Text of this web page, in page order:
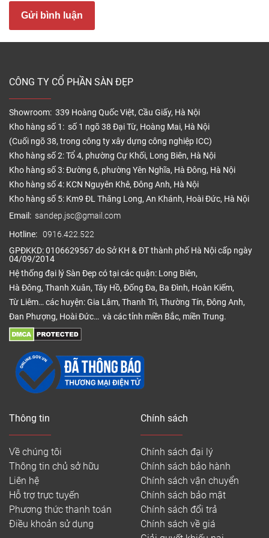
Sàn nhựa vân đá hiện nay được nhập khẩu trực tiếp
Trung Quốc và Việt Nam hiện cũng đã sản xuất
được các dòng ván sàn vinyl giả đá cao cấp chất
lượng. Sàn nhựa giả đá được phân phối nhiều quốc
gia, và cũng ngày càng phổ biến tại Việt Nam, được
nhiều khách hàng biết đến và tin dùng.
Cấu tạo sàn nhựa vân đá – giả đá
Ván sàn nhựa vân đá là ván ốp giả đá dùng trong
lát sàn nội thất trong nhà.
Tấm sàn nhựa giả đá đẹp
Cấu tạo ván sàn bao gồm 5 lớp chính:
– Lớp UV: Lớp này thuộc lớp trên cùng trong suốt,
được phủ lên sàn nhựa giả đá Vinyl giúp ván sàn
Gửi bình luận
CÔNG TY CỔ PHẦN SÀN ĐẸP
Showroom: 339 Hoàng Quốc Việt, Cầu Giấy, Hà Nội
Kho hàng số 1: số 1 ngõ 38 Đại Từ, Hoàng Mai, Hà Nội
(Cuối ngõ 38, trong công ty xây dựng công nghiệp ICC)
Kho hàng số 2: Tổ 4, phường Cự Khối, Long Biên, Hà Nội
Kho hàng số 3: Đường 6, phường Yên Nghĩa, Hà Đông, Hà Nội
Kho hàng số 4: KCN Nguyên Khê, Đông Anh, Hà Nội
Kho hàng số 5: Km9 ĐL Thăng Long, An Khánh, Hoài Đức, Hà Nội
Email: sandep.jsc@gmail.com
Hotline: 0916.422.522
GPĐKKD: 0106629567 do Sở KH & ĐT thành phố Hà Nội cấp ngày
04/09/2014
Hệ thống đại lý Sàn Đẹp có tại các quận: Long Biên,
Hà Đông, Thanh Xuân, Tây Hồ, Đống Đa, Ba Đình, Hoàn Kiếm,
Từ Liêm… các huyện: Gia Lâm, Thanh Trì, Thường Tín, Đông Anh,
Đan Phượng, Hoài Đức… và các tỉnh miền Bắc, miền Trung.
Thông tin
Về chúng tôi
Thông tin chủ sở hữu
Liên hệ
Hỗ trợ trực tuyến
Phương thức thanh toán
Điều khoản sử dụng
Chính sách
Chính sách đại lý
Chính sách bảo hành
Chính sách vận chuyển
Chính sách bảo mật
Chính sách đổi trả
Chính sách về giá